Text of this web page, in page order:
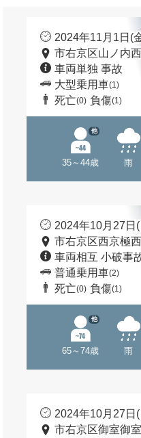
2024年11月1日(
市右京区山ノ内
車両単独 事故
大型乗用車(1)
死亡(0) 負傷(1)
35～44歳
他
雨
2024年10月27日
市右京区西京極
車両相互 小破事
普通乗用車(2)
死亡(0) 負傷(1)
65～74歳
他
雨
2024年10月27日
市右京区御室御